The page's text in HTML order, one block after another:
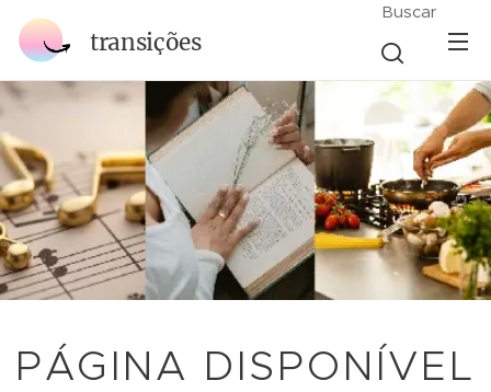
transições
Buscar
PÁGINA DISPONÍVEL